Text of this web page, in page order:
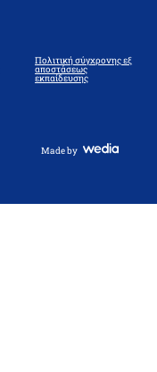
Made by
Πολιτική σύγχρονης εξ
αποστάσεως
εκπαίδευσης